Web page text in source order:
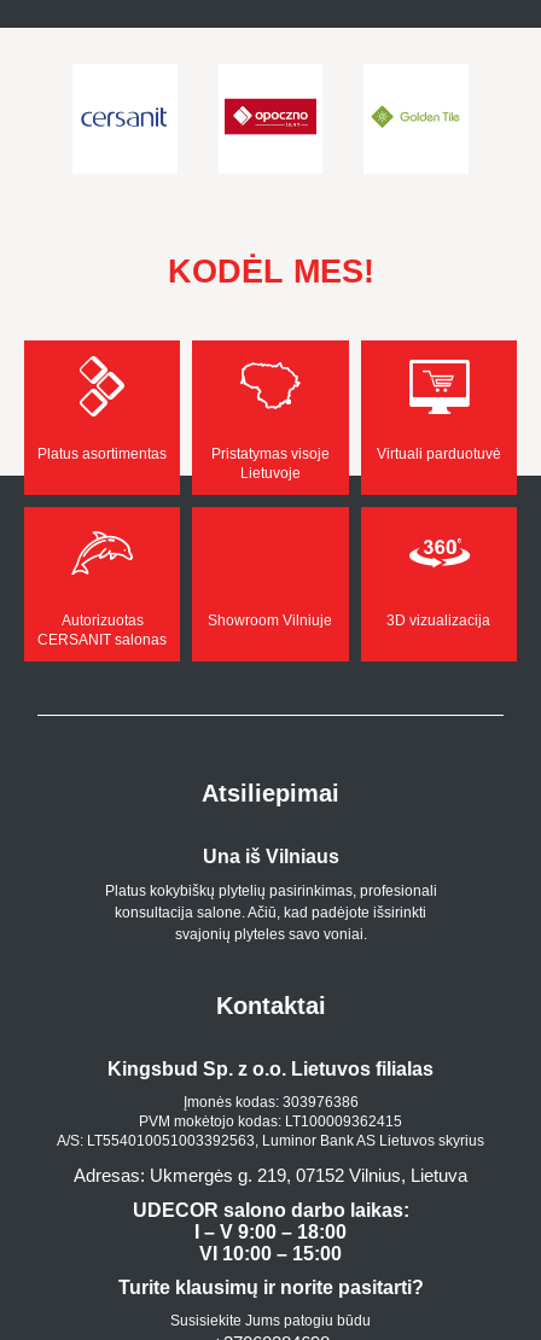
KODĖL MES!
Platus asortimentas
Pristatymas visoje
Lietuvoje
Virtuali parduotuvė
Autorizuotas
CERSANIT salonas
Showroom Vilniuje 3D vizualizacija
Atsiliepimai
Una iš Vilniaus
Platus kokybiškų plytelių pasirinkimas, profesionali
konsultacija salone. Ačiū, kad padėjote išsirinkti
svajonių plyteles savo voniai.
Kontaktai
Kingsbud Sp. z o.o. Lietuvos filialas
Įmonės kodas: 303976386
PVM mokėtojo kodas: LT100009362415
A/S: LT554010051003392563, Luminor Bank AS Lietuvos skyrius
Adresas: Ukmergės g. 219, 07152 Vilnius, Lietuva
UDECOR salono darbo laikas:
I – V 9:00 – 18:00
VI 10:00 – 15:00
Turite klausimų ir norite pasitarti?
Susisiekite Jums patogiu būdu